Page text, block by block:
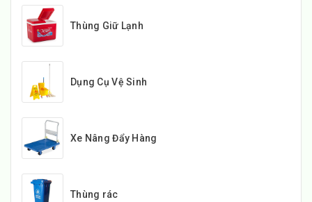
Thùng Giữ Lạnh
Dụng Cụ Vệ Sinh
Xe Nâng Đẩy Hàng
Thùng rác